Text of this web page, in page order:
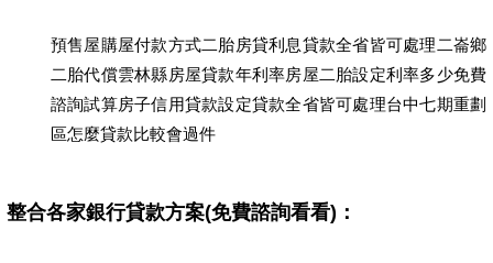
預售屋購屋付款方式二胎房貸利息貸款全省皆可處理二崙鄉
二胎代償雲林縣房屋貸款年利率房屋二胎設定利率多少免費
諮詢試算房子信用貸款設定貸款全省皆可處理台中七期重劃
區怎麼貸款比較會過件
整合各家銀行貸款方案(免費諮詢看看)：